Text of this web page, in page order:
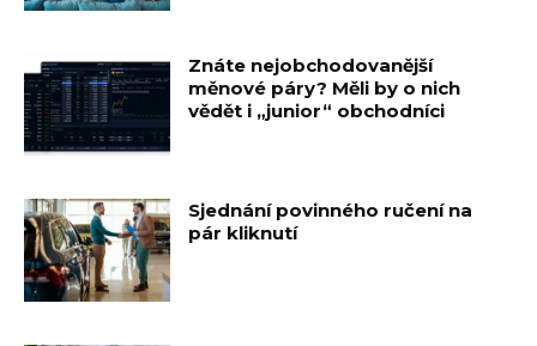
Znáte nejobchodovanější
měnové páry? Měli by o nich
vědět i „junior“ obchodníci
Sjednání povinného ručení na
pár kliknutí